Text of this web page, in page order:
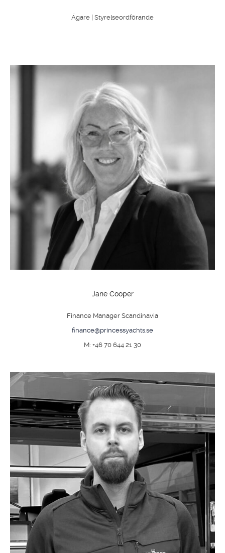
Ägare | Styrelseordförande
Jane Cooper
Finance Manager Scandinavia
finance@princessyachts.se
M: +46 70 644 21 30